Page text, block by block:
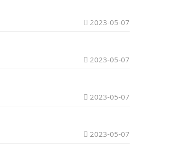
2023-05-07
2023-05-07
2023-05-07
2023-05-07